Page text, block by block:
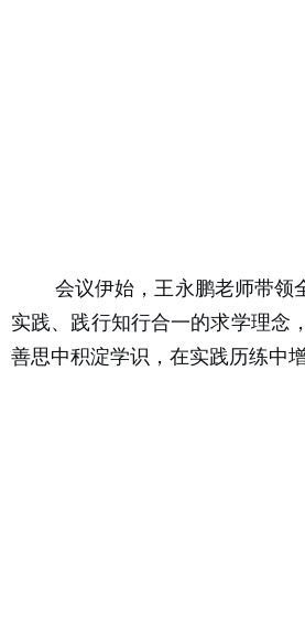
会议伊始，王永鹏老师带领
实践、践行知行合一的求学理念
善思中积淀学识，在实践历练中